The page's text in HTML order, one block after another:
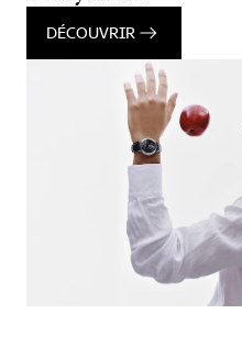
DÉCOUVRIR